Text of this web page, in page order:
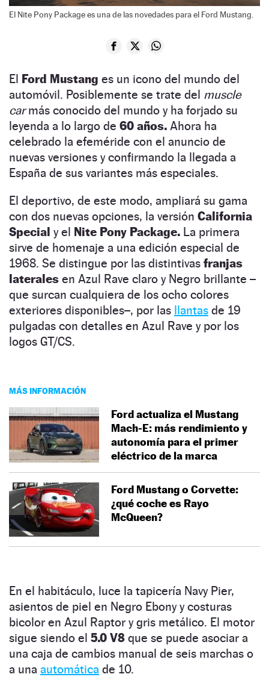
El Nite Pony Package es una de las novedades para el Ford Mustang.
El Ford Mustang es un icono del mundo del
automóvil. Posiblemente se trate del muscle
carmás conocido del mundo y ha forjado su
leyenda a lo largo de 60 años. Ahora ha
celebrado la efeméride con el anuncio de
nuevas versiones y confirmando la llegada a
España de sus variantes más especiales.
El deportivo, de este modo, ampliará su gama
con dos nuevas opciones, la versión California
Special y el Nite Pony Package. La primera
sirve de homenaje a una edición especial de
1968. Se distingue por las distintivas franjas
laterales en Azul Rave claro y Negro brillante –
que surcan cualquiera de los ocho colores
exteriores disponibles–, por las llantas de 19
pulgadas con detalles en Azul Rave y por los
logos GT/CS.
MÁS INFORMACIÓN
Ford actualiza el Mustang
Mach-E: más rendimiento y
autonomía para el primer
eléctrico de la marca
Ford Mustang o Corvette:
¿qué coche es Rayo
McQueen?
En el habitáculo, luce la tapicería Navy Pier,
asientos de piel en Negro Ebony y costuras
bicolor en Azul Raptor y gris metálico. El motor
sigue siendo el 5.0 V8 que se puede asociar a
una caja de cambios manual de seis marchas o
a una automática de 10.